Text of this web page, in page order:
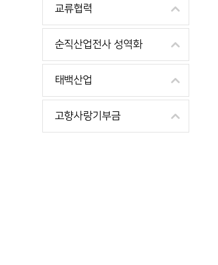
교류협력
순직산업전사 성역화
태백산업
고향사랑기부금